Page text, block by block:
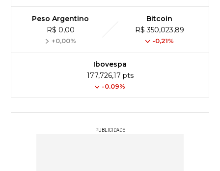
Peso Argentino
R$ 0,00
+0,00%
Bitcoin
R$ 350,023,89
-0,21%
Ibovespa
177,726,17 pts
-0.09%
PUBLICIDADE